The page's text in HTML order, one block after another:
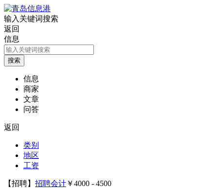
输入关键词搜索
返回
信息
信息
商家
文章
问答
返回
类别
地区
工资
【招聘】 招聘会计 ￥4000 - 4500